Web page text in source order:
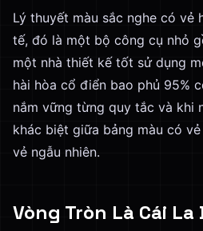
Lý thuyết màu sắc nghe có vẻ
tế, đó là một bộ công cụ nhỏ
một nhà thiết kế tốt sử dụng
hài hòa cổ điển bao phủ 95%
nắm vững từng quy tắc và khi
khác biệt giữa bảng màu có
vẻ ngẫu nhiên.
Vòng Tròn Là Cái La